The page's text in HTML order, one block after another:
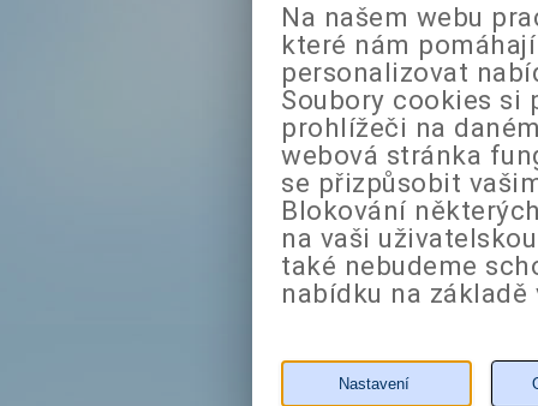
Na našem webu
které nám
personalizovat
Soubory cookies si
prohlížeči na
webová stránka
se přizpůsobit
Blokování
na vaši
také nebudeme
nabídku na
Nastavení